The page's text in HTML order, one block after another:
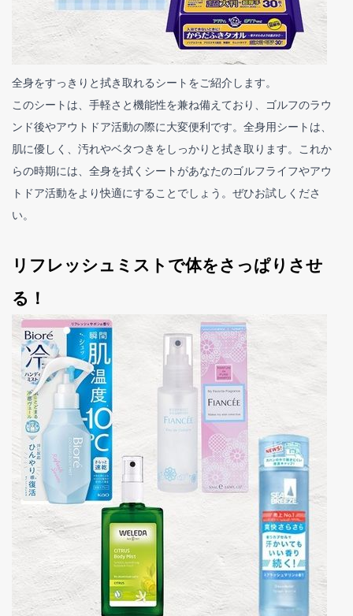
全身をすっきりと拭き取れるシートをご紹介します。
このシートは、手軽さと機能性を兼ね備えており、ゴルフのラウ
ンド後やアウトドア活動の際に大変便利です。全身用シートは、
肌に優しく、汚れやベタつきをしっかりと拭き取ります。これか
らの時期には、全身を拭くシートがあなたのゴルフライフやアウ
トドア活動をより快適にすることでしょう。ぜひお試しくださ
い。
リフレッシュミストで体をさっぱりさせ
る！